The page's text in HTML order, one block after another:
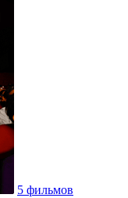
5 фильмов